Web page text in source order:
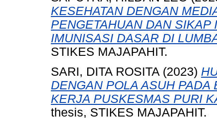
KESEHATAN DENGAN
PENGETAHUAN DAN SIKAP
IMUNISASI DASAR DI
STIKES MAJAPAHIT.
SARI, DITA ROSITA (2023)
DENGAN POLA ASUH PADA
KERJA PUSKESMAS PURI
thesis, STIKES MAJAPAHIT.